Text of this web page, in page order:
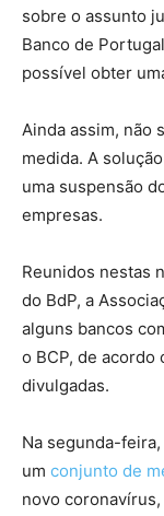
sobre o assunto
Banco de
possível obter
Ainda assim, não
medida. A
uma suspensão
empresas.
Reunidos nestas
do BdP, a
alguns bancos
o BCP, de acordo
divulgadas.
Na segunda-
um conjunto de
novo